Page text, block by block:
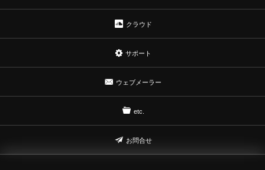
クラウド
サポート
ウェブメーラー
etc.
お問合せ